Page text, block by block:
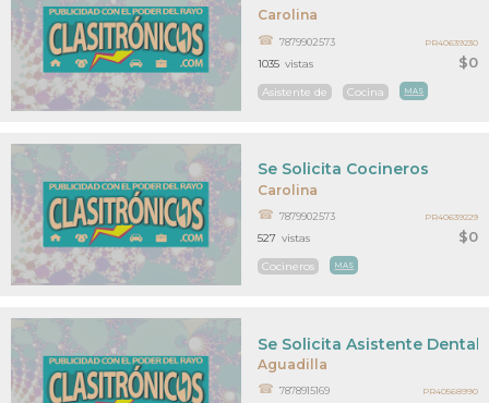
Carolina
$0
7879902573
Asistente de Cocina MAS
1035 vistas
PR40639230
Carolina
$0
Se Solicita Cocineros
7879902573
Cocineros MAS
527 vistas
PR40639229
Aguadilla
Se Solicita Asistente Dental
7878915169 PR40568990